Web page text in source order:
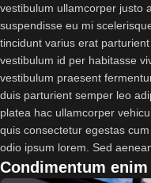
vestibulum ullamcorper justo
suspendisse eu mi
tincidunt varius erat
vestibulum id per habitasse
vestibulum praesent
duis parturient semper leo
platea hac ullamcorper
quis consectetur egestas
odio ipsum lorem. Sed
Condimentum enim